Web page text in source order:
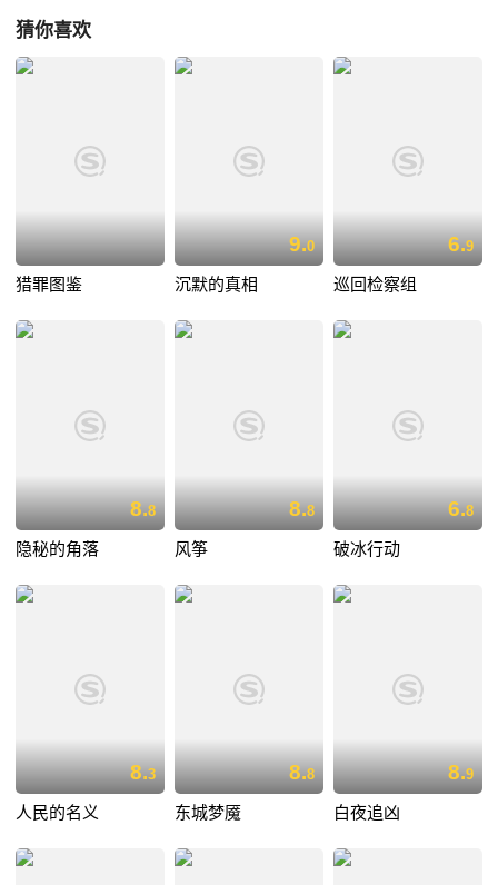
猜你喜欢
猎罪图鉴
9.0
沉默的真相
6.9
巡回检察组
8.8
隐秘的角落
8.8
风筝
6.8
破冰行动
8.3
人民的名义
8.8
东城梦魇
8.9
白夜追凶